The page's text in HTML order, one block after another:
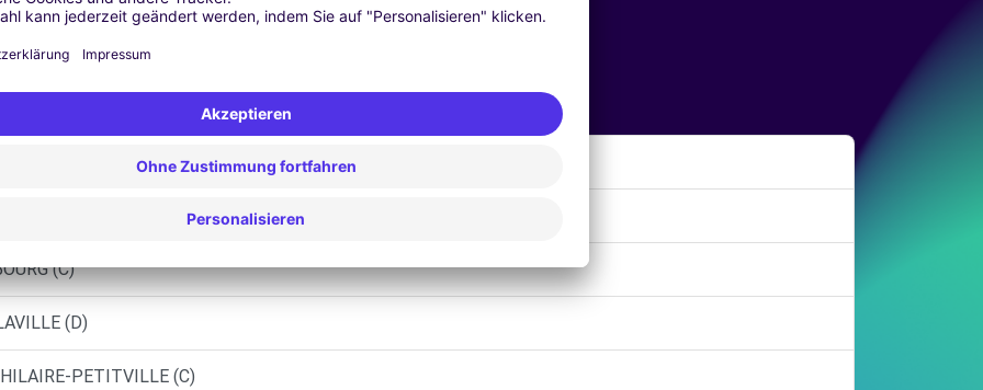
Ähnliche Agenturen
EN-COTENTIN (C)
(C)
(D)
PETITVILLE (C)